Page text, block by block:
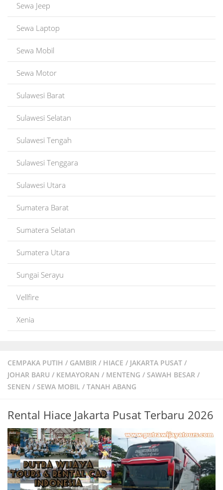
CEMPAKA PUTIH / GAMBIR / HIACE / JAKARTA PUSAT /
JOHAR BARU / KEMAYORAN / MENTENG / SAWAH BESAR /
SENEN / SEWA MOBIL / TANAH ABANG
Rental Hiace Jakarta Pusat Terbaru 2026
Sewa Jeep
Sewa Laptop
Sewa Mobil
Sewa Motor
Sulawesi Barat
Sulawesi Selatan
Sulawesi Tengah
Sulawesi Tenggara
Sulawesi Utara
Sumatera Barat
Sumatera Selatan
Sumatera Utara
Sungai Serayu
Vellfire
Xenia